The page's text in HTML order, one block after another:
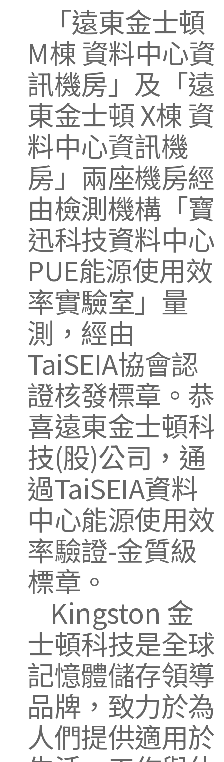
「遠東金士頓
M棟 資料中心資
訊機房」及「遠
東金士頓 X棟 資
料中心資訊機
房」兩座機房經
由檢測機構「寶
迅科技資料中心
PUE能源使用效
率實驗室」量
測，經由
TaiSEIA協會認
證核發標章。恭
喜遠東金士頓科
技(股)公司，通
過TaiSEIA資料
中心能源使用效
率驗證-金質級
標章。
Kingston 金
士頓科技是全球
記憶體儲存領導
品牌，致力於為
人們提供適用於